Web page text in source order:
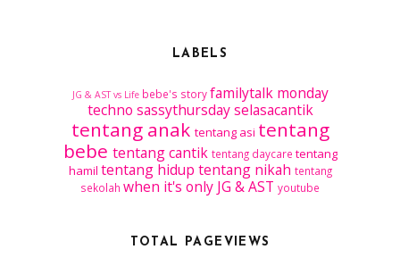
LABELS
JG & AST vs Life bebe's story familytalk monday
techno sassythursday selasacantik
tentang anak tentang asi tentang
bebe tentang cantik tentang daycare tentang
hamil tentang hidup tentang nikah tentang
sekolah when it's only JG & AST youtube
TOTAL PAGEVIEWS